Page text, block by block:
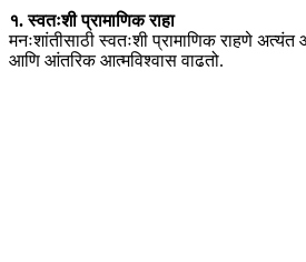
१. स्वतःशी प्रामाणिक राहा
मनःशांतीसाठी स्वतःशी प्रामाणिक राहणे
आणि आंतरिक आत्मविश्वास वाढतो.